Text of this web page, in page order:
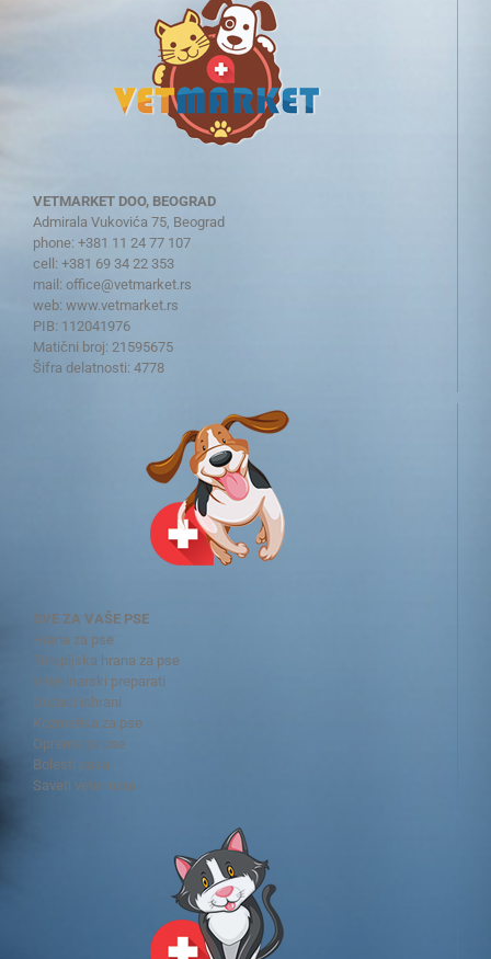
VETMARKET DOO, BEOGRAD
Admirala Vukovića 75, Beograd
phone: +381 11 24 77 107
cell: +381 69 34 22 353
mail: office@vetmarket.rs
web: www.vetmarket.rs
PIB: 112041976
Matični broj: 21595675
Šifra delatnosti: 4778
SVE ZA VAŠE PSE
Hrana za pse
Terapijska hrana za pse
Veterinarski preparati
Dodaci ishrani
Kozmetika za pse
Oprema za pse
Bolesti pasa
Saveti veterinara